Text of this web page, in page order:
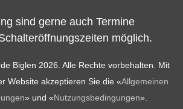
sind gerne auch Termine
möglich.
Biglen 2026. Alle Rechte vorbehalten. Mit
Website akzeptieren Sie die «Allgemeinen
» und «Nutzungsbedingungen».